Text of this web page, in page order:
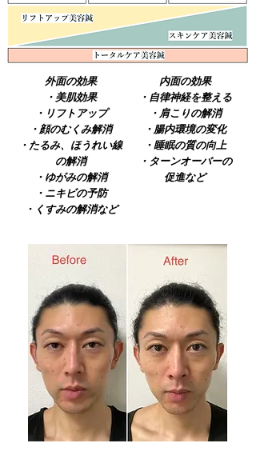
外面​の効果
・美肌効果
・リフトアップ
・顔のむくみ解消
・たるみ、ほうれい線
の解消
・ゆがみの解消
・ニキビの予防
​・くすみの解消など
内面の効果
・自律神経を整える
・肩こりの解消
​・腸内環境の変化
・睡眠の質の向上
​・ターンオーバーの
促進など